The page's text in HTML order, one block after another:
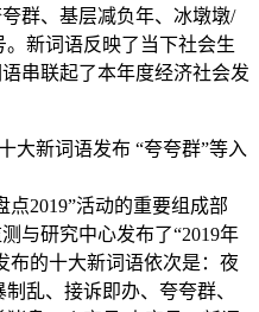
群、基层减负年、冰墩墩/
新词语反映了当下社会生
串联起了本年度经济社会发
大新词语发布 “夸夸群”等入
2019”活动的重要组成部
与研究中心发布了“2019年
布的十大新词语依次是：夜
乱、接诉即办、夸夸群、